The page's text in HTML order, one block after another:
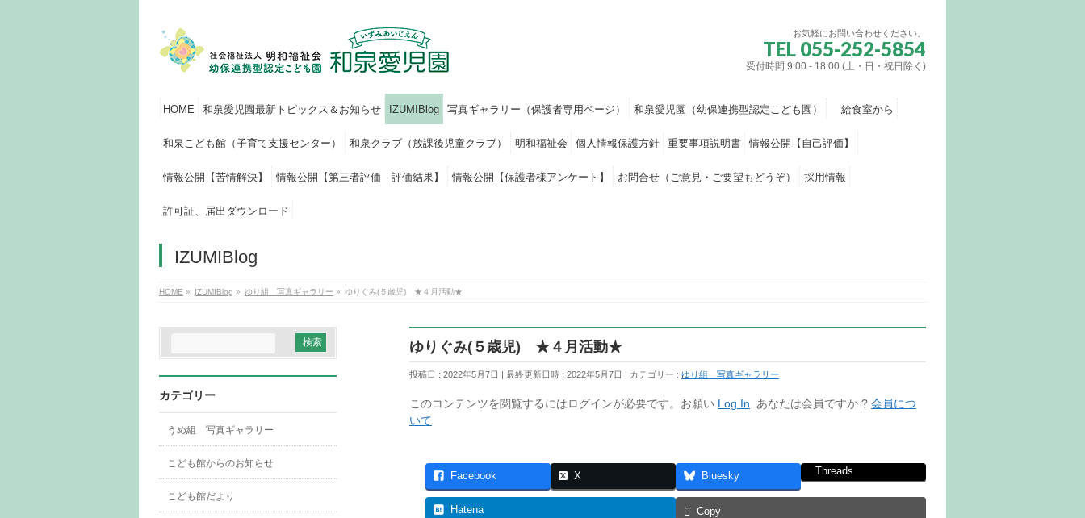
お気軽にお問い合わせください。
TEL 055-252-5854
受付時間 9:00 - 18:00 (土・日・祝日除く)
HOME 和泉愛児園最新トピックス＆お知らせ IZUMIBlog 写真ギャラリー（保護者専用ページ） 和泉愛児園（幼保連携型認定こども園） 給食室から
和泉こども館（子育て支援センター） 和泉クラブ（放課後児童クラブ） 明和福祉会 個人情報保護方針 重要事項説明書 情報公開【自己評価】
情報公開【苦情解決】 情報公開【第三者評価 評価結果】 情報公開【保護者様アンケート】 お問合せ（ご意見・ご要望もどうぞ） 採用情報
許可証、届出ダウンロード
IZUMIBlog
HOME » IZUMIBlog » ゆり組 写真ギャラリー » ゆりぐみ(５歳児) ★４月活動★
ゆりぐみ(５歳児) ★４月活動★
投稿日 : 2022年5月7日 最終更新日時 : 2022年5月7日 カテゴリー : ゆり組 写真ギャラリー
このコンテンツを閲覧するにはログインが必要です。お願い Log In . あなたは会員ですか ? 会員につ
いて
Facebook X Bluesky Threads
Hatena Copy
カテゴリー
うめ組 写真ギャラリー
こども館からのお知らせ
こども館だより